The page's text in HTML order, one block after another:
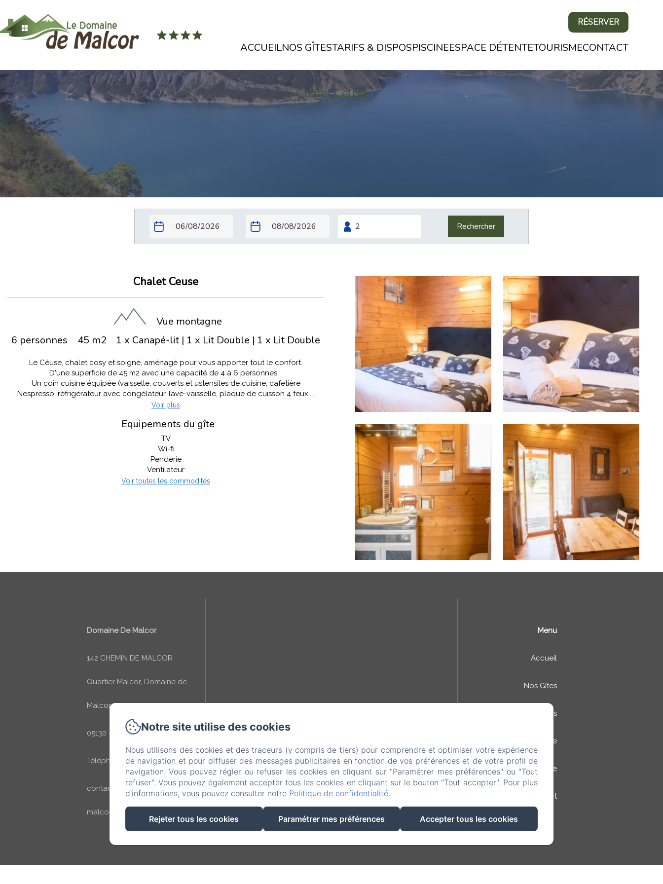
RÉSERVER
ACCUEILNOS GÎTESTARIFS & DISPOSPISCINEESPACE DÉTENTETOURISMECONTACT
Chalet Ceuse
Rechercher
Chalet Ceuse
Vue montagne
6 personnes
45 m2 1 x Canapé-lit| 1 x Lit Double | 1 x Lit Double
Le Céuse, chalet cosy et soigné, aménagé pour vous apporter tout le confort.
D'une superficie de 45 m2 avec une capacité de 4 à 6 personnes.
Un coin cuisine équipée (vaisselle, couverts et ustensiles de cuisine, cafetière
Nespresso, réfrigérateur avec congélateur, lave-vaisselle, plaque de cuisson 4 feux,...
Voir plus
Equipements du gîte
TV
Wi-fi
Penderie
Ventilateur
Voir toutes les commodités
Domaine De Malcor
142 CHEMIN DE MALCOR
Quartier Malcor, Domaine de
Malcor
05130 - Jarjayes
Téléphone: +33 7 68 81 67 38
contact@domaine-de-
malcor.com
Menu
Accueil
Nos Gîtes
Tarifs & Dispos
Piscine
Tourisme
Contact
Notre site utilise des cookies
Nous utilisons des cookies et des traceurs (y compris de tiers) pour comprendre et optimiser votre expérience
de navigation et pour diffuser des messages publicitaires en fonction de vos préférences et de votre profil de
navigation. Vous pouvez régler ou refuser les cookies en cliquant sur "Paramétrer mes préférences" ou "Tout
refuser". Vous pouvez également accepter tous les cookies en cliquant sur le bouton "Tout accepter". Pour plus
d'informations, vous pouvez consulter notre Politique de confidentialité.
Rejeter tous les cookies Paramétrer mes préférences Accepter tous les cookies